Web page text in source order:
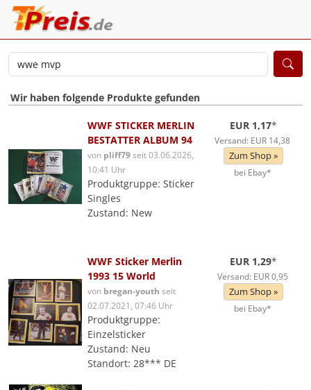
Wir haben folgende Produkte gefunden
WWF STICKER MERLIN
BESTATTER ALBUM 94
von pliff79seit 03.06.2026,
10:41 Uhr
Produktgruppe: Sticker
Singles
Zustand: New
EUR 1,17*
Versand: EUR 14,38
Zum Shop »
bei Ebay*
WWF Sticker Merlin
1993 15 World
von bregan-youth seit
02.07.2021, 07:46 Uhr
Produktgruppe:
Einzelsticker
Zustand: Neu
Standort: 28*** DE
EUR 1,29*
Versand: EUR 0,95
Zum Shop »
bei Ebay*